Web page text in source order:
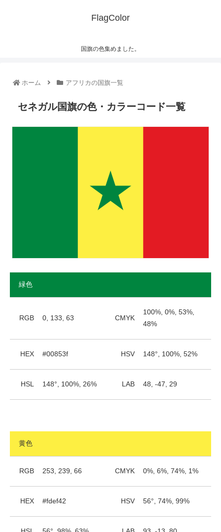
FlagColor
国旗の色集めました。
ホーム アフリカの国旗一覧
セネガル国旗の色・カラーコード一覧
緑色
RGB 0, 133, 63 CMYK
100%, 0%, 53%,
48%
HEX #00853f HSV 148°, 100%, 52%
HSL 148°, 100%, 26% LAB 48, -47, 29
黄色
RGB 253, 239, 66 CMYK 0%, 6%, 74%, 1%
HEX #fdef42 HSV 56°, 74%, 99%